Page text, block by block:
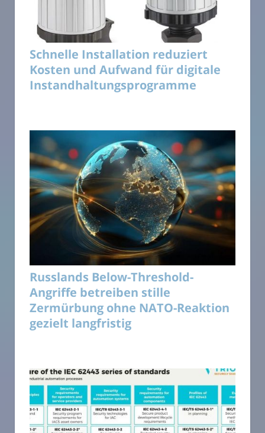
Schnelle Installation reduziert
Kosten und Aufwand für digitale
Instandhaltungsprogramme
Russlands Below-Threshold-
Angriffe betreiben stille
Zermürbung ohne NATO-Reaktion
gezielt langfristig